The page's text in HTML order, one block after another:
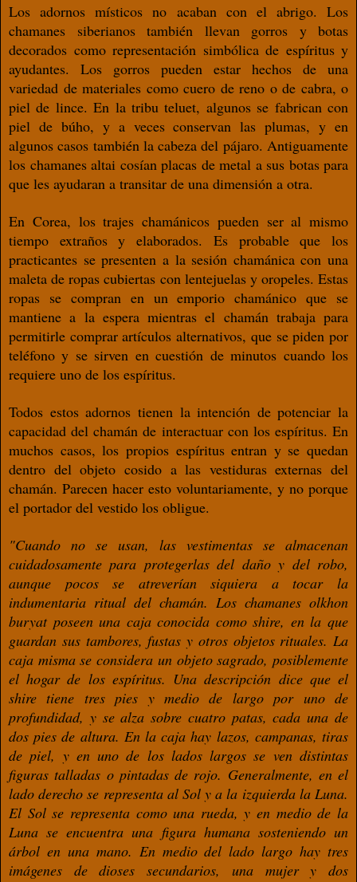
Los adornos místicos no acaban con el abrigo. Los
chamanes siberianos también llevan gorros y botas
decorados como representación simbólica de espíritus y
ayudantes. Los gorros pueden estar hechos de una
variedad de materiales como cuero de reno o de cabra, o
piel de lince. En la tribu teluet, algunos se fabrican con
piel de búho, y a vecesconservan las plumas, y en
algunos casos también la cabeza del pájaro. Antiguamente
los chamanes altai cosían placas de metal a sus botas para
que les ayudaran a transitar de una dimensión a otra.
En Corea, los trajes chamánicos pueden seral mismo
tiempo extraños y elaborados. Es probableque los
practicantes se presenten a la sesión chamánica con una
maleta de ropascubiertas con lentejuelas y oropeles. Estas
ropas se compran en un emporio chamánico que se
mantiene a la espera mientras el chamán trabaja para
permitirle comprar artículos alternativos, que se piden por
teléfono y se sirven en cuestión de minutos cuando los
requiere uno de los espíritus.
Todos estos adornos tienen la intención depotenciar la
capacidad del chamán de interactuar con los espíritus. En
muchos casos, los propios espíritus entran y se quedan
dentro del objeto cosido a las vestiduras externas del
chamán. Parecen hacer esto voluntariamente, y no porque
el portador del vestido los obligue.
"Cuando no se usan, las vestimentas se almacenan
cuidadosamente para protegerlas del daño y del robo,
aunque pocos se atreveríansiquiera a tocar la
indumentaria ritual del chamán. Los chamanes olkhon
buryat poseen una caja conocida como shire, en la que
guardan sus tambores, fustas y otros objetos rituales. La
caja misma se considera un objeto sagrado, posiblemente
el hogar de los espíritus. Una descripción dice que el
shiretiene tres pies y medio de largo por uno de
profundidad, y se alza sobre cuatro patas, cada una de
dos pies de altura. En la caja hay lazos, campanas,tiras
de piel, y en uno de los ladoslargos se ven distintas
ﬁguras talladas o pintadas de rojo. Generalmente, en el
lado derecho se representa al Soly a la izquierda la Luna.
El Sol se representa como una rueda,y en medio de la
Luna se encuentrauna ﬁgura humana sosteniendo un
árbol en una mano. En medio del lado largohay tres
imágenes de dioses secundarios, una mujer y dos